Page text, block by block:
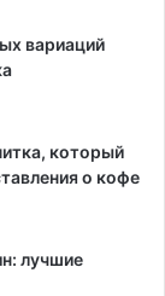
вариаций
который
о кофе
лучшие